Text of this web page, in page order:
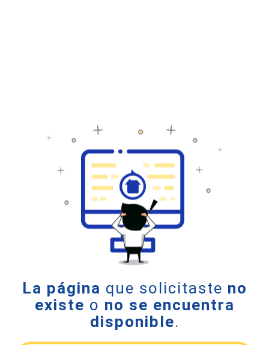
La página que solicitaste no
existe o no se encuentra
disponible.